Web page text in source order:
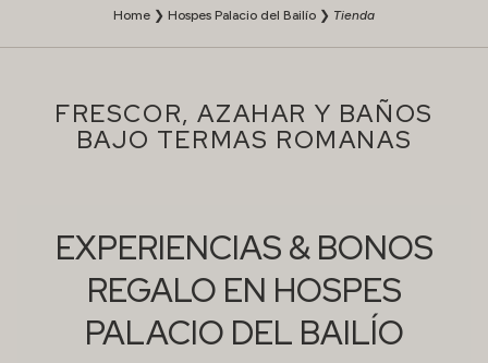
Home ❯ Hospes Palacio del Bailío ❯ Tienda
FRESCOR, AZAHAR Y BAÑOS
BAJO TERMAS ROMANAS